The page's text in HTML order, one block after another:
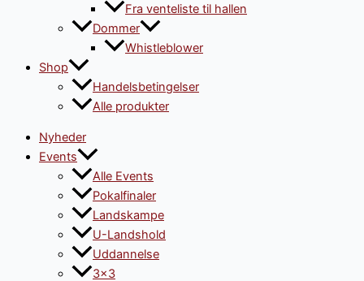
Fra venteliste til hallen
Dommer
Whistleblower
Shop
Handelsbetingelser
Alle produkter
Nyheder
Events
Alle Events
Pokalfinaler
Landskampe
U-Landshold
Uddannelse
3×3